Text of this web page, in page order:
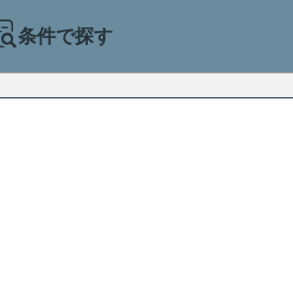
条件で探す